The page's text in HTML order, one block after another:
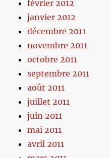
février 2012
janvier 2012
décembre 2011
novembre 2011
octobre 2011
septembre 2011
août 2011
juillet 2011
juin 2011
mai 2011
avril 2011